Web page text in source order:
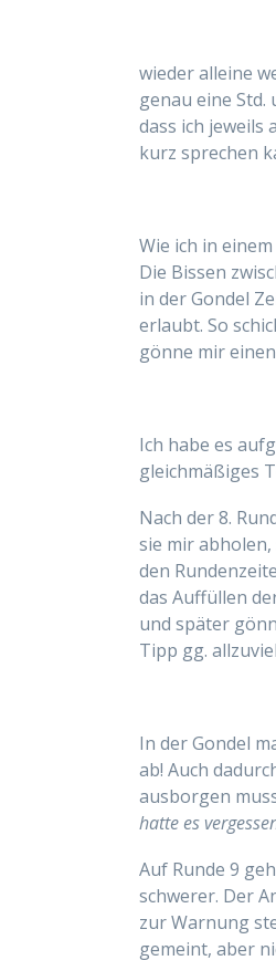
wieder alleine
genau eine
dass ich jeweils
kurz sprechen
Wie ich in
Die Bissen
in der Gondel
erlaubt. So
gönne mir
Ich habe es
gleichmäßiges
Nach der 8.
sie mir abholen,
den
das Auffüllen
und später
Tipp gg.
In der Gondel
ab! Auch
ausborgen
hatte es
Auf Runde 9
schwerer. Der
zur Warnung
gemeint, aber